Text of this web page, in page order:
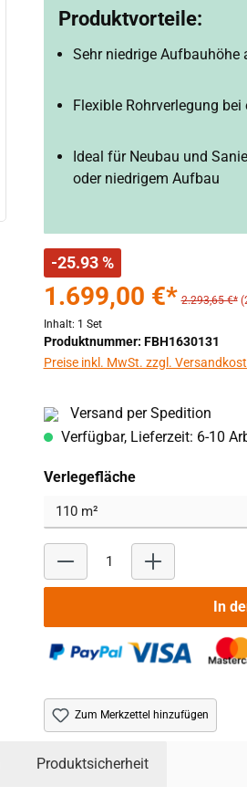
Produktvorteile:
Sehr niedrige Aufbauhöhe
Flexible Rohrverlegung
Ideal für Neubau und
oder niedrigem Aufbau
-25.93 %
1.699,00 €* 2.293,65 €*
Inhalt: 1 Set
Produktnummer: FBH1630131
Preise inkl. MwSt. zzgl.
Versand per Spedition
Verfügbar, Lieferzeit: 6-10
Verlegeflächeauswählen
In
Zum Merkzettel hinzufügen
Produktsicherheit